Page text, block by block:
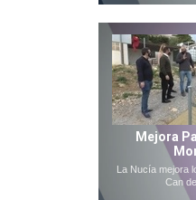
Mejora
La Nucía mejora
Can